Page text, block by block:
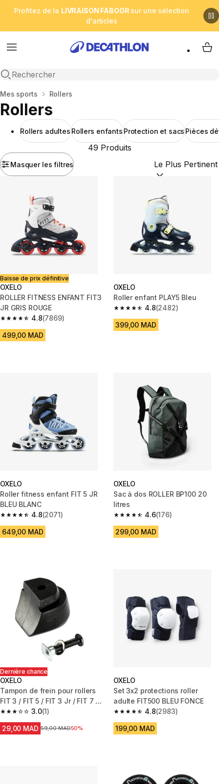
Profitez de la LIVRAISON FABOOR sur une sélection
d'articles
Menu
Open search
My
Accueil
Mes sports Rollers
Rollers
Rollers adultes Rollers enfants Protection et sacs Pièces
Masquer les filtres
49 Produits
Trier par :
Baisse de prix définitive
OXELO
ROLLER FITNESS ENFANT FIT3
JR GRIS ROUGE
4.8
4.8 out of 5 stars from 7869 reviews
(7869)
499,00 MAD
OXELO
Roller enfant PLAY5 Bleu
4.8
4.8 out of 5 stars from 2482
(2482)
399,00 MAD
OXELO
Roller fitness enfant FIT 5 JR
BLEU BLANC
4.8
4.8 out of 5 stars from 2071 reviews
(2071)
649,00 MAD
OXELO
Sac à dos ROLLER BP100 20
litres
4.6
4.6 out of 5 stars from 176
(176)
299,00 MAD
Dernière chance
OXELO
Tampon de frein pour rollers
FIT 3 / FIT 5 / FIT 3 Jr / FIT 7 Jr
/ PLAY 7 noir
3.0
3.0 out of 5 stars from 1 reviews
(1)
29,00 MAD Prix avant la réduction
59,00 MAD50%
OXELO
Set 3x2 protections roller
adulte FIT500 BLEU FONCE
4.8
4.8 out of 5 stars from 2983
(2983)
199,00 MAD